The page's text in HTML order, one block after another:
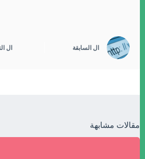
ال السابقة ال
مقالات مشابهة